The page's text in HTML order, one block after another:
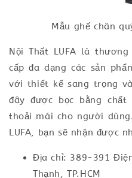
Mẫu ghế chân
Nội Thất LUFA là
cấp đa dạng các sản
với thiết kế sang trọng
đây được bọc bằng
thoải mái cho người
LUFA, bạn sẽ nhận được
Địa chỉ: 389-391
Thạnh, TP.HCM